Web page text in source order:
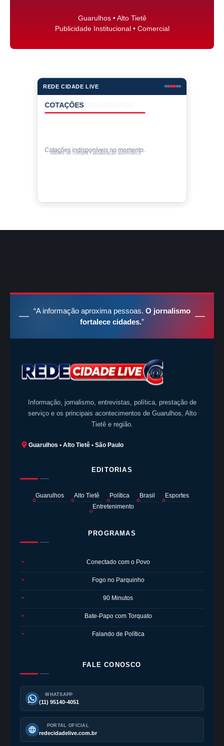
Guarulhos • Alto Tietê
Publicidade Institucional • Comercial
REDE CIDADE LIVE
COTAÇÕES
Cotações indisponíveis no momento.
Valores de compra • atualização automática
“A informação aproxima pessoas. O jornalismo
fortalece cidades.”
Informação, jornalismo, entrevistas, política, prestação de
serviço e os principais acontecimentos de Guarulhos, Alto
Tietê e região.
Guarulhos • Alto Tietê • São Paulo
EDITORIAS
Guarulhos Alto Tietê Política Brasil
Esportes
Entretenimento
PROGRAMAS
● Conectado com o Povo
● Fogo no Parquinho
● 90 Minutos
● Bate-Papo com Torquato
● Falando de Política
FALE CONOSCO
WHATSAPP
(11) 95140-4051
PORTAL OFICIAL
redecidadelive.com.br